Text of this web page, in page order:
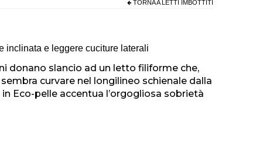
TORNA ALETTI IMBOTTITI
inclinata e leggere cuciture laterali
donano slancio ad un letto filiforme che,
curvare nel longilineo schienale dalla
Eco-pelle accentua l’orgogliosa sobrietà